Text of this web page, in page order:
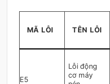
MÃ LỖI TÊN LỖI
E5
Lỗi động
cơ máy